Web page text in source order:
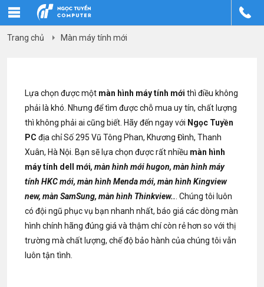
Trang chủ Màn máy tính mới
Lựa chọn được một màn hình máy tính mới thì điều không
phải là khó. Nhưng để tìm được chỗ mua uy tín, chất lượng
thì không phải ai cũng biết. Hãy đến ngay với Ngọc Tuyền
PC địa chỉ Số 295 Vũ Tông Phan, Khương Đình, Thanh
Xuân, Hà Nội. Bạn sẽ lựa chọn được rất nhiều màn hình
máy tính dell mới, màn hình mới hugon, màn hình máy
tính HKC mới, màn hình Menda mới, màn hình Kingview
new, màn SamSung, màn hình Thinkview.. . Chúng tôi luôn
có đội ngũ phục vụ bạn nhanh nhất, báo giá các dòng màn
hình chính hãng đúng giá và thậm chí còn rẻ hơn so với thị
trường mà chất lượng, chế độ bảo hành của chúng tôi vẫn
luôn tận tình.